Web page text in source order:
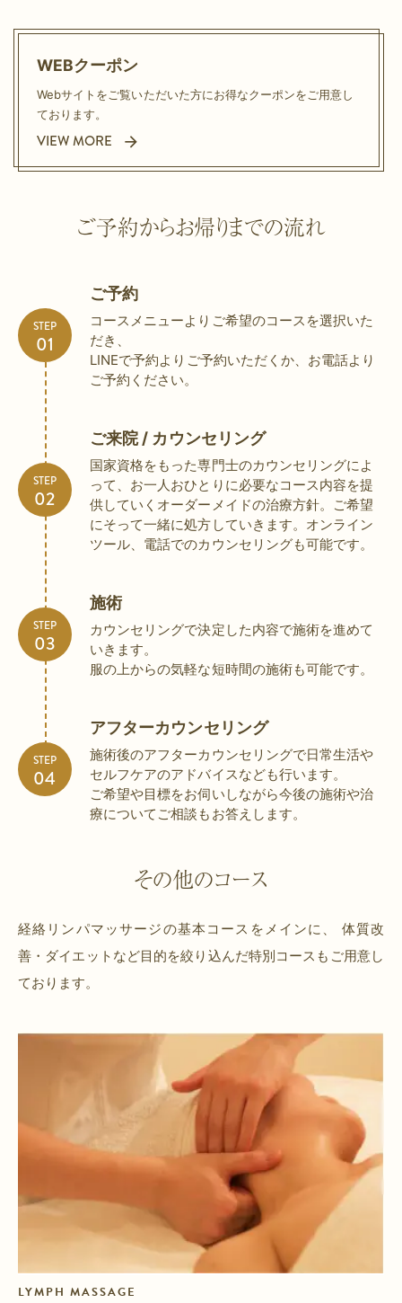
WEBクーポン
Webサイトをご覧いただいた方にお得なクーポンをご用意し
ております。
VIEW MORE
ご予約からお帰りまでの流れ
STEP
ご予約
コースメニューよりご希望のコースを選択いた
だき、
LINEで予約よりご予約いただくか、お電話より
ご予約ください。
STEP
ご来院 / カウンセリング
国家資格をもった専門士のカウンセリングによ
って、お一人おひとりに必要なコース内容を提
供していくオーダーメイドの治療方針。ご希望
にそって一緒に処方していきます。オンライン
ツール、電話でのカウンセリングも可能です。
STEP
施術
カウンセリングで決定した内容で施術を進めて
いきます。
服の上からの気軽な短時間の施術も可能です。
STEP
アフターカウンセリング
施術後のアフターカウンセリングで日常生活や
セルフケアのアドバイスなども行います。
ご希望や目標をお伺いしながら今後の施術や治
療についてご相談もお答えします。
その他のコース
経絡リンパマッサージの基本コースをメインに、
体質改
善・ダイエットなど目的を絞り込んだ特別コースもご用意し
ております。
LYMPH MASSAGE